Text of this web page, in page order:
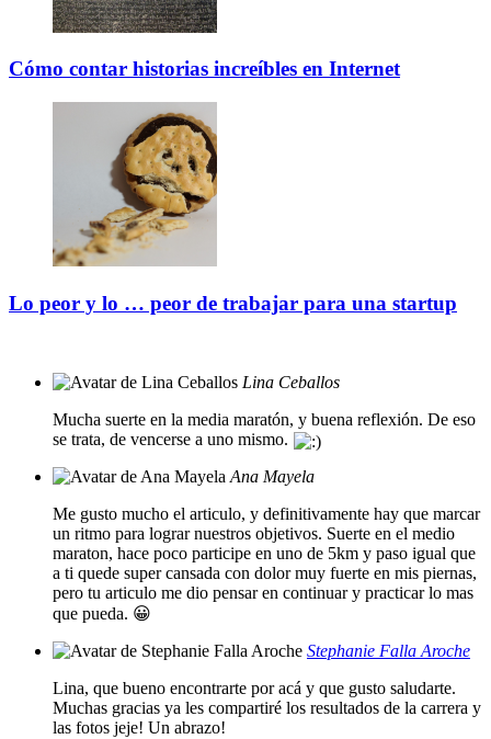
Cómo contar historias increíbles en Internet
Lo peor y lo … peor de trabajar para una startup
Lina Ceballos
Mucha suerte en la media maratón, y buena reflexión. De eso
se trata, de vencerse a uno mismo.
Ana Mayela
Me gusto mucho el articulo, y definitivamente hay que marcar
un ritmo para lograr nuestros objetivos. Suerte en el medio
maraton, hace poco participe en uno de 5km y paso igual que
a ti quede super cansada con dolor muy fuerte en mis piernas,
pero tu articulo me dio pensar en continuar y practicar lo mas
que pueda. 😀
Stephanie Falla Aroche
Lina, que bueno encontrarte por acá y que gusto saludarte.
Muchas gracias ya les compartiré los resultados de la carrera y
las fotos jeje! Un abrazo!